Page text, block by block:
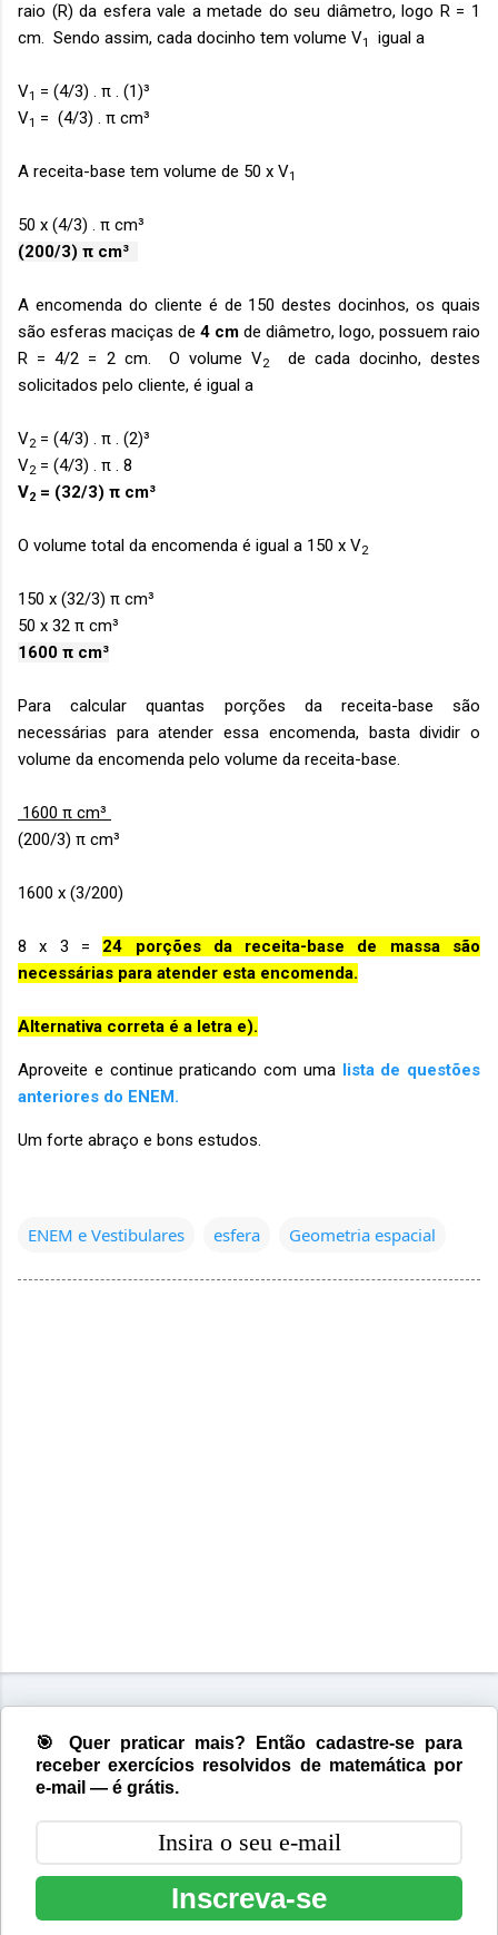
raio (R) da esfera vale a metade do seu diâmetro, logo R = 1
cm. Sendo assim, cada docinho tem volume V1 igual a
V1 = (4/3) . π . (1)³
V1 = (4/3) . π cm³
A receita-base tem volume de 50 x V1
50 x (4/3) . π cm³
(200/3) π cm³
A encomenda do cliente é de 150 destes docinhos, os quais
são esferas maciças de 4 cm de diâmetro, logo, possuem raio
R = 4/2 = 2 cm. O volume V2
de cada docinho, destes
solicitados pelo cliente, é igual a
V2 = (4/3) . π . (2)³
V2 = (4/3) . π . 8
V2 = (32/3) π cm³
O volume total da encomenda é igual a 150 x V2
150 x (32/3) π cm³
50 x 32 π cm³
1600 π cm³
Para calcular quantas porções da receita-base são
necessárias para atender essa encomenda, basta dividir o
volume da encomenda pelo volume da receita-base.
1600 π cm³
(200/3) π cm³
1600 x (3/200)
8 x 3 = 24 porções da receita-base de massa são
necessárias para atender esta encomenda.
Alternativa correta é a letra e).
Aproveite e continue praticando com uma lista de questões
anteriores do ENEM.
Um forte abraço e bons estudos.
ENEM e Vestibulares esfera Geometria espacial
🎯 Quer praticar mais? Então cadastre-se para
receber exercícios resolvidos de matemática por
e-mail — é grátis.
Inscreva-se